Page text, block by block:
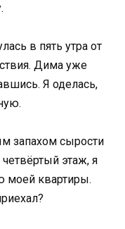
в пять утра от
Дима уже
Я оделась,
запахом сырости
этаж, я
моей квартиры.